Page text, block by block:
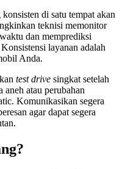
di satu tempat akan
teknisi memonitor
dan memprediksi
layanan adalah
Anda.
test drive singkat setelah
aneh atau perubahan
Komunikasikan segera
agar dapat segera